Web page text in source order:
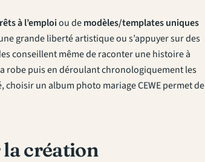
à l’emploiou demodèles/templates uniques
grande liberté artistique ou s’appuyer sur des
conseillent même de raconter une histoire à
robe puis en déroulant chronologiquement les
choisir un album photo mariage CEWEpermet de
création